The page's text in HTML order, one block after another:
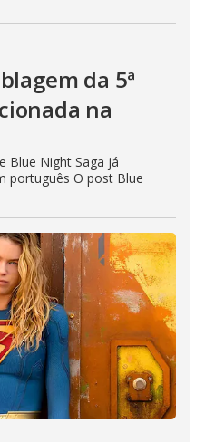
da 5ª
na
Blue Night Saga já
português O post Blue